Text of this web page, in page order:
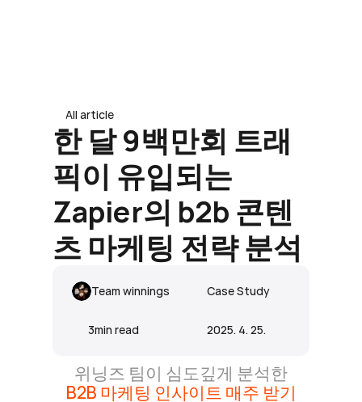
한 달 9백만회 트래
픽이 유입되는
Zapier의 b2b 콘텐
츠 마케팅 전략 분석
Team winnings Case Study
3min read 2025. 4. 25.
위닝즈 팀이 심도깊게 분석한
B2B 마케팅 인사이트 매주 받기
All article